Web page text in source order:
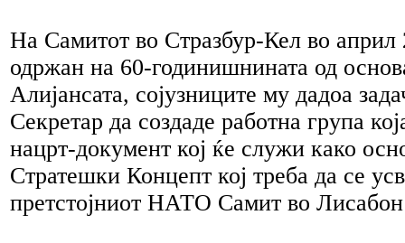
На Самитот во Стразбур-Кел во април
одржан на 60-годинишнината од
Алијансата, сојузниците му дадоа
Секретар да создаде работна група
нацрт-документ кој ќе служи како
Стратешки Концепт кој треба да се
претстојниот НАТО Самит во